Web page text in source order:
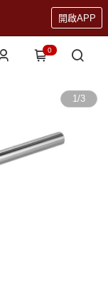
開啟APP
0
1/3